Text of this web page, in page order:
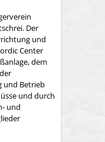
Der
und
Center
dem
und Betrieb
und durch
und